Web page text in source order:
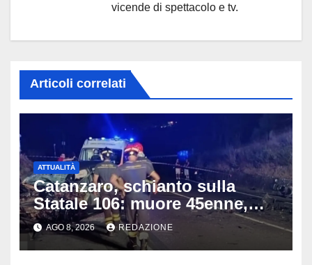
vicende di spettacolo e tv.
Articoli correlati
ATTUALITÀ
Catanzaro, schianto sulla
Statale 106: muore 45enne,
coinvolti un’auto, un suv e
una moto
AGO 8, 2026 REDAZIONE